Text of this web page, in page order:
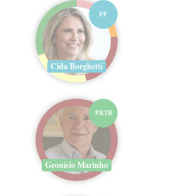
PP
Cida Borghetti
PRTB
Geonísio Marinho